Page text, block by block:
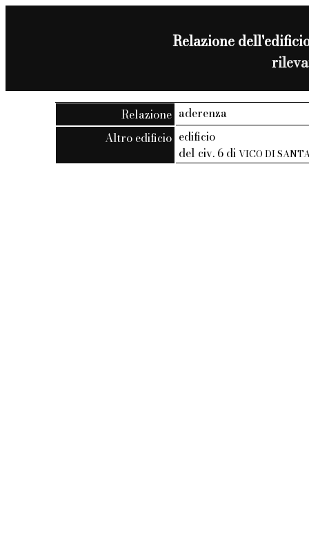
Relazione
Relazione aderenza
Altro edificio edificio
del civ. 6 diVICO DI